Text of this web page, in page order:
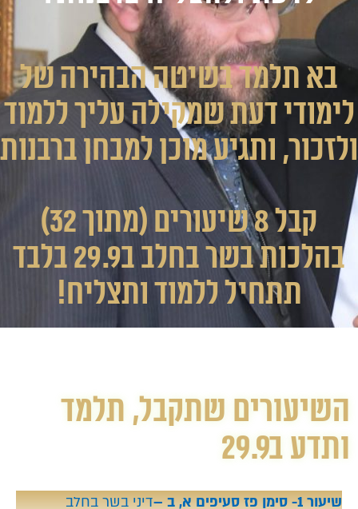
בא תלמד בשיטה הבהירה של
לימודי דעת שמקילה עליך ללמוד
ולזכור, ותגיע מוכן למבחן ברבנות
קבל 8 שיעורים (מתוך 32)
בהלכות בשר בחלב ב29.9 בלבד
תתחיל ללמוד ותצליח!
השיעורים שתקבל, תלמד
ותדע ב29.9
שיעור 1- סימן פז סעיפים א, ב –
דיני בשר בחלב